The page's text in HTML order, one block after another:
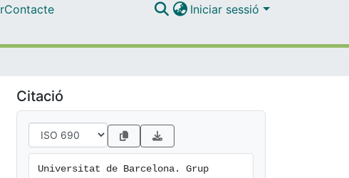
Contacte Iniciar sessió
Citació
Universitat de Barcelona. Grup